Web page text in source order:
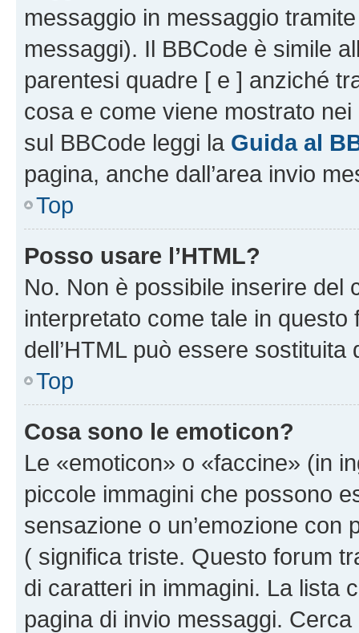
messaggio in messaggio
messaggi). Il BBCode è simile
parentesi quadre [ e ] anziché
cosa e come viene mostrato
sul BBCode leggi la Guida al
pagina, anche dall’area invio
Top
Posso usare l’HTML?
No. Non è possibile inserire del
interpretato come tale in
dell’HTML può essere sostituita
Top
Cosa sono le emoticon?
Le «emoticon» o «faccine» (in
piccole immagini che possono
sensazione o un’emozione
( significa triste. Questo forum
di caratteri in immagini. La lista
pagina di invio messaggi.